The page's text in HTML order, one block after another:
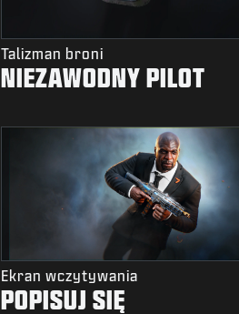
Talizman broni
NIEZAWODNY PILOT
Ekran wczytywania
POPISUJ SIĘ